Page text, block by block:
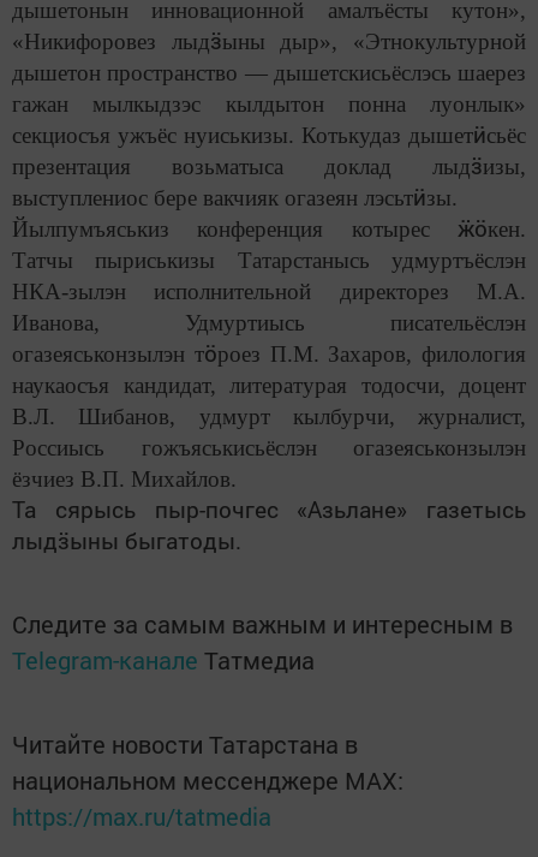
дышетонын инновационной амалъёсты кутон»,
«Никифоровез лыдӟыны дыр», «Этнокультурной
дышетон пространство — дышетскисьёслэсь шаерез
гажан мылкыдзэс кылдытон понна луонлык»
секциосъя ужъёс нуиськизы. Котькудаз дышетӥсьёс
презентация возьматыса доклад лыдӟизы,
выступлениос бере вакчияк огазеян лэсьтӥзы.
Йылпумъяськиз конференция котырес ӝӧкен.
Татчы пыриськизы Татарстанысь удмуртъёслэн
НКА-зылэн исполнительной директорез М.А.
Иванова, Удмуртиысь писательёслэн
огазеяськонзылэн тӧроез П.М. Захаров, филология
наукаосъя кандидат, литературая тодосчи, доцент
В.Л. Шибанов, удмурт кылбурчи, журналист,
Россиысь гожъяськисьёслэн огазеяськонзылэн
ёзчиез В.П. Михайлов.
Та сярысь пыр-почгес «Азьлане» газетысь
лыдӟыны быгатоды.
Следите за самым важным и интересным в
Telegram-канале Татмедиа
Читайте новости Татарстана в
национальном мессенджере MАХ:
https://max.ru/tatmedia